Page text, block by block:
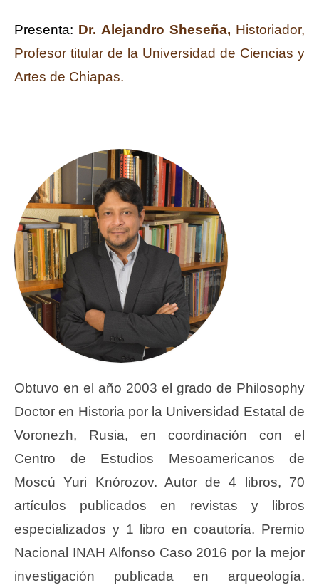
Presenta: Dr. Alejandro Sheseña, Historiador,
Profesor titular de la Universidad de Ciencias y
Artes de Chiapas.
Obtuvo en el año 2003 el grado de Philosophy
Doctor en Historia por la Universidad Estatal de
Voronezh, Rusia, en coordinación con el
Centro de Estudios Mesoamericanos de
Moscú Yuri Knórozov. Autor de 4 libros, 70
artículos publicados en revistas y libros
especializados y 1 libro en coautoría. Premio
Nacional INAH Alfonso Caso 2016 por la mejor
investigación publicada en arqueología.